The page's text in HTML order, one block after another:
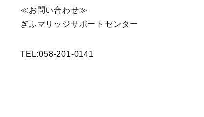
≪お問い合わせ≫
ぎふマリッジサポートセンター
TEL:058-201-0141